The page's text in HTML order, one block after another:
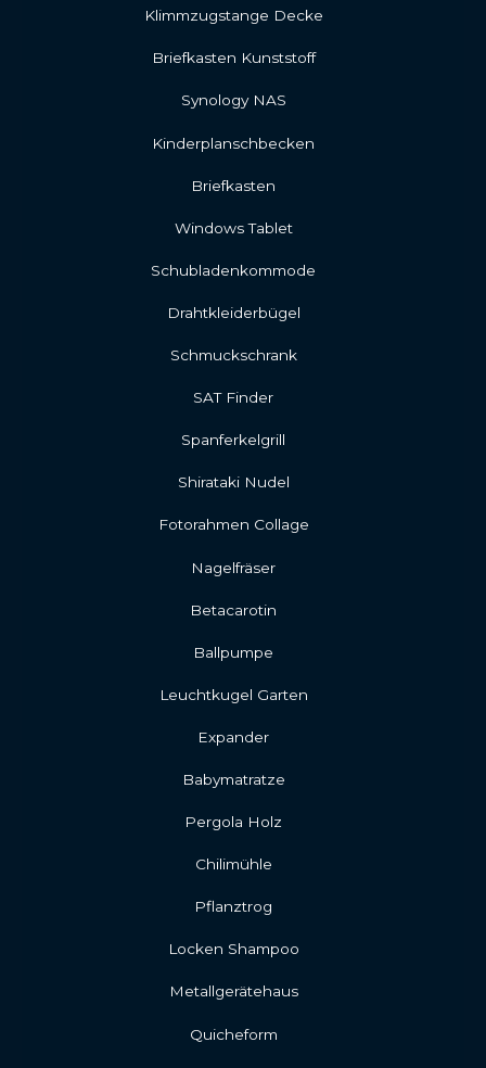
Klimmzugstange Decke
Briefkasten Kunststoff
Synology NAS
Kinderplanschbecken
Briefkasten
Windows Tablet
Schubladenkommode
Drahtkleiderbügel
Schmuckschrank
SAT Finder
Spanferkelgrill
Shirataki Nudel
Fotorahmen Collage
Nagelfräser
Betacarotin
Ballpumpe
Leuchtkugel Garten
Expander
Babymatratze
Pergola Holz
Chilimühle
Pflanztrog
Locken Shampoo
Metallgerätehaus
Quicheform